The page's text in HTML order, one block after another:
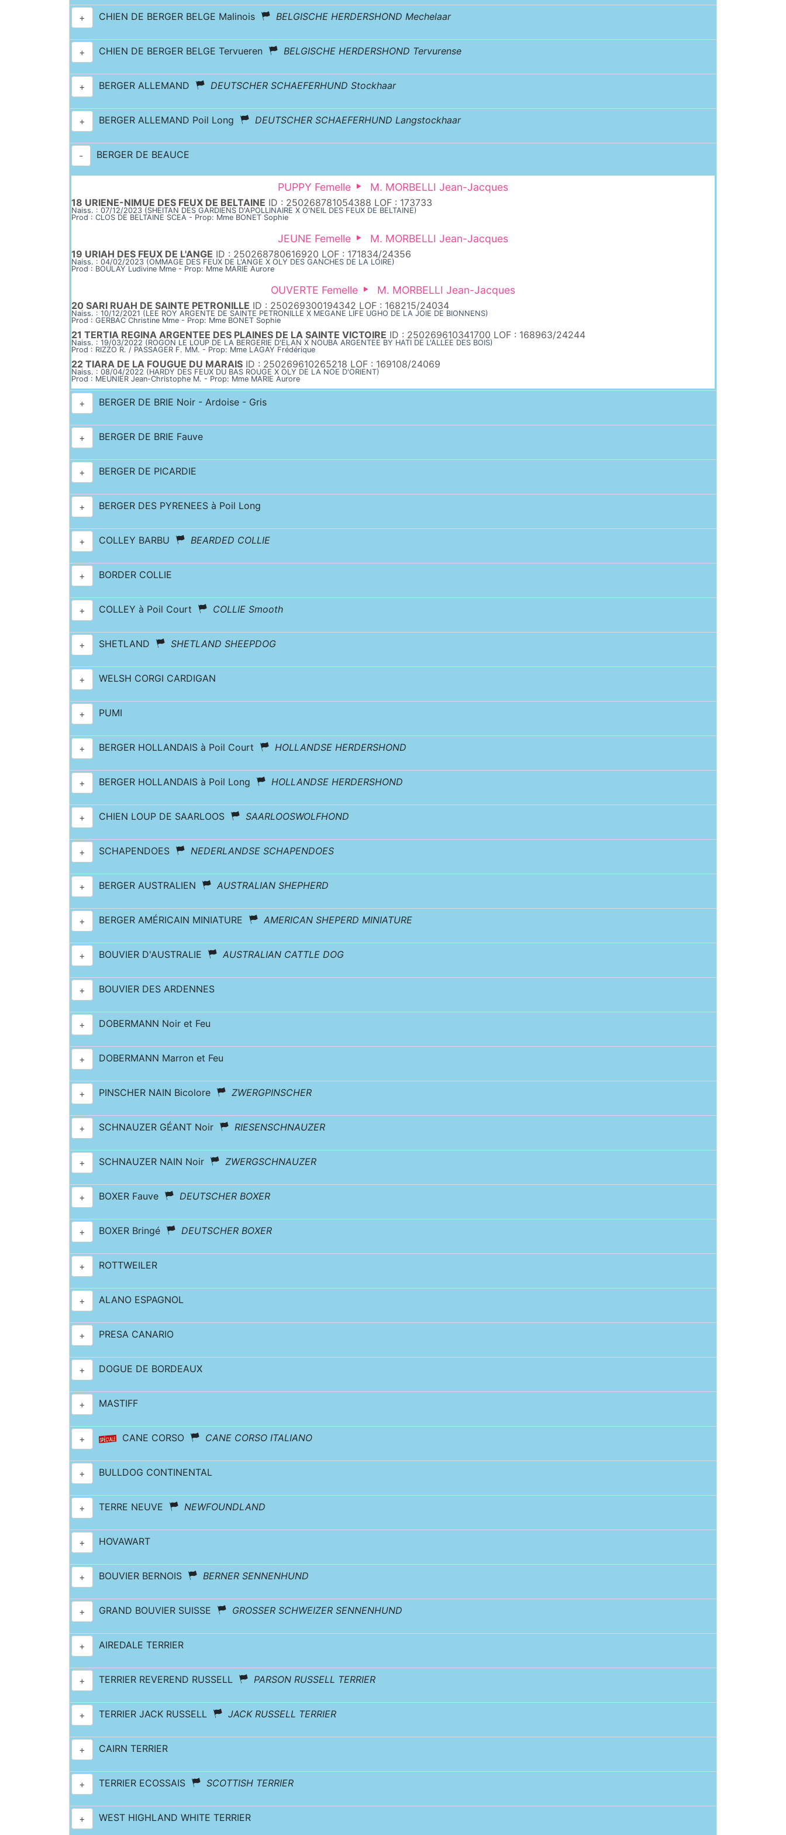
+ CHIEN DE BERGER BELGE Malinois BELGISCHE HERDERSHOND Mechelaar
+ CHIEN DE BERGER BELGE Tervueren BELGISCHE HERDERSHOND Tervurense
+ BERGER ALLEMAND DEUTSCHER SCHAEFERHUND Stockhaar
+ BERGER ALLEMAND Poil Long DEUTSCHER SCHAEFERHUND Langstockhaar
- BERGER DE BEAUCE
PUPPY Femelle M. MORBELLI Jean-Jacques
18 URIENE-NIMUE DES FEUX DE BELTAINE ID : 250268781054388 LOF : 173733
Naiss. : 07/12/2023 (SHEITAN DES GARDIENS D'APOLLINAIRE X O'NEIL DES FEUX DE BELTAINE)
Prod : CLOS DE BELTAINE SCEA - Prop: Mme BONET Sophie
JEUNE Femelle M. MORBELLI Jean-Jacques
19 URIAH DES FEUX DE L'ANGE ID : 250268780616920 LOF : 171834/24356
Naiss. : 04/02/2023 (OMMAGE DES FEUX DE L'ANGE X OLY DES GANCHES DE LA LOIRE)
Prod : BOULAY Ludivine Mme - Prop: Mme MARIE Aurore
OUVERTE Femelle M. MORBELLI Jean-Jacques
20 SARI RUAH DE SAINTE PETRONILLE ID : 250269300194342 LOF : 168215/24034
Naiss. : 10/12/2021 (LEE ROY ARGENTE DE SAINTE PETRONILLE X MEGANE LIFE UGHO DE LA JOIE DE BIONNENS)
Prod : GERBAC Christine Mme - Prop: Mme BONET Sophie
21 TERTIA REGINA ARGENTEE DES PLAINES DE LA SAINTE VICTOIRE ID : 250269610341700 LOF : 168963/24244
Naiss. : 19/03/2022 (ROGON LE LOUP DE LA BERGERIE D'ELAN X NOUBA ARGENTEE BY HATI DE L'ALLEE DES BOIS)
Prod : RIZZO R. / PASSAGER F. MM. - Prop: Mme LAGAY Frédérique
22 TIARA DE LA FOUGUE DU MARAIS ID : 250269610265218 LOF : 169108/24069
Naiss. : 08/04/2022 (HARDY DES FEUX DU BAS ROUGE X OLY DE LA NOE D'ORIENT)
Prod : MEUNIER Jean-Christophe M. - Prop: Mme MARIE Aurore
+ BERGER DE BRIE Noir - Ardoise - Gris
+ BERGER DE BRIE Fauve
+ BERGER DE PICARDIE
+ BERGER DES PYRENEES à Poil Long
+ COLLEY BARBU BEARDED COLLIE
+ BORDER COLLIE
+ COLLEY à Poil Court COLLIE Smooth
+ SHETLAND SHETLAND SHEEPDOG
+ WELSH CORGI CARDIGAN
+ PUMI
+ BERGER HOLLANDAIS à Poil Court HOLLANDSE HERDERSHOND
+ BERGER HOLLANDAIS à Poil Long HOLLANDSE HERDERSHOND
+ CHIEN LOUP DE SAARLOOS SAARLOOSWOLFHOND
+ SCHAPENDOES NEDERLANDSE SCHAPENDOES
+ BERGER AUSTRALIEN AUSTRALIAN SHEPHERD
+ BERGER AMÉRICAIN MINIATURE AMERICAN SHEPERD MINIATURE
+ BOUVIER D'AUSTRALIE AUSTRALIAN CATTLE DOG
+ BOUVIER DES ARDENNES
+ DOBERMANN Noir et Feu
+ DOBERMANN Marron et Feu
+ PINSCHER NAIN Bicolore ZWERGPINSCHER
+ SCHNAUZER GÉANT Noir RIESENSCHNAUZER
+ SCHNAUZER NAIN Noir ZWERGSCHNAUZER
+ BOXER Fauve DEUTSCHER BOXER
+ BOXER Bringé DEUTSCHER BOXER
+ ROTTWEILER
+ ALANO ESPAGNOL
+ PRESA CANARIO
+ DOGUE DE BORDEAUX
+ MASTIFF
+ CANE CORSO CANE CORSO ITALIANO
+ BULLDOG CONTINENTAL
+ TERRE NEUVE NEWFOUNDLAND
+ HOVAWART
+ BOUVIER BERNOIS BERNER SENNENHUND
+ GRAND BOUVIER SUISSE GROSSER SCHWEIZER SENNENHUND
+ AIREDALE TERRIER
+ TERRIER REVEREND RUSSELL PARSON RUSSELL TERRIER
+ TERRIER JACK RUSSELL JACK RUSSELL TERRIER
+ CAIRN TERRIER
+ TERRIER ECOSSAIS SCOTTISH TERRIER
+ WEST HIGHLAND WHITE TERRIER